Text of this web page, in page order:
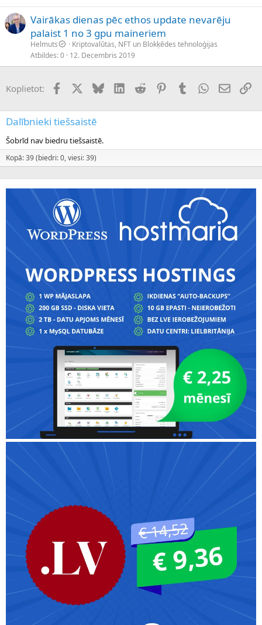
Vairākas dienas pēc ethos update nevarēju
palaist 1 no 3 gpu maineriem
Helmuts
Kriptovalūtas, NFT un Blokķēdes tehnoloģijas
Atbildes 0 12. Decembris 2019
Koplietot: FacebookX (Twitter)
BlueskyLinkedInReddit PinterestTumblrWhatsApp
E-pasts
Dalībnieki tiešsaistē
Šobrīd nav biedru tiešsaistē.
Kopā: 39 (biedri: 0, viesi: 39)